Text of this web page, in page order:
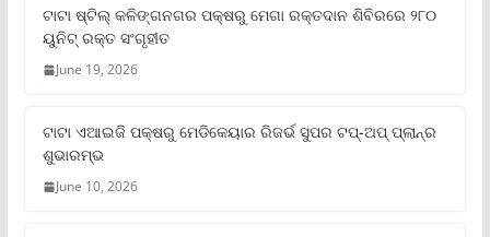
ଟାଟା ଷ୍ଟିଲ୍‌ କଳିଙ୍ଗନଗର ପକ୍ଷରୁ ମେଗା ରକ୍ତଦାନ ଶିବିରରେ ୨୮୦
ୟୁନିଟ୍‌ ରକ୍ତ ସଂଗୃହୀତ
June 19, 2026
ଟାଟା ଏଆଇଜି ପକ୍ଷରୁ ମେଡିକେୟାର ରିଜର୍ଭ ସୁପର ଟପ୍‌-ଅପ୍ ପ୍ଲାନ୍‌ର
ଶୁଭାରମ୍ଭ
June 10, 2026